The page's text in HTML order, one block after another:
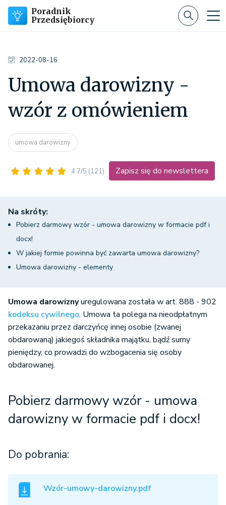
Poradnik
Przedsiębiorcy
2022-08-16
Umowa darowizny -
wzór z omówieniem
umowa darowizny
4.7/5 (121) Zapisz się do newslettera
Na skróty:
Pobierz darmowy wzór - umowa darowizny w formacie pdf i
docx!
W jakiej formie powinna być zawarta umowa darowizny?
Umowa darowizny - elementy
Umowa darowiznyuregulowana została w art. 888 - 902
kodeksu cywilnego. Umowa ta polega na nieodpłatnym
przekazaniu przez darczyńcę innej osobie (zwanej
obdarowaną) jakiegoś składnika majątku, bądź sumy
pieniędzy, co prowadzi do wzbogacenia się osoby
obdarowanej.
Pobierz darmowy wzór - umowa
darowizny w formacie pdf i docx!
Do pobrania:
Wzór-umowy-darowizny.pdf